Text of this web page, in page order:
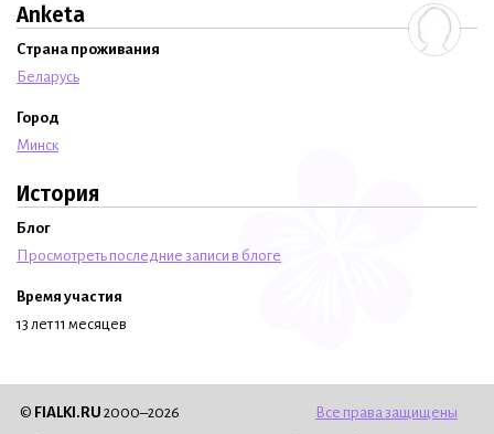
Anketa
Страна проживания
Беларусь
Город
Минск
История
Блог
Просмотреть последние записи в блоге
Время участия
13 лет 11 месяцев
© FIALKI.RU 2000–2026 Все права защищены